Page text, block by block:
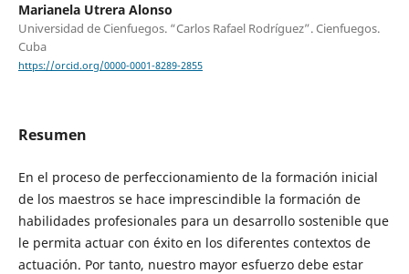
Marianela Utrera Alonso
Universidad de Cienfuegos. “Carlos Rafael Rodríguez”. Cienfuegos.
Cuba
https://orcid.org/0000-0001-8289-2855
Resumen
En el proceso de perfeccionamiento de la formación inicial
de los maestros se hace imprescindible la formación de
habilidades profesionales para un desarrollo sostenible que
le permita actuar con éxito en los diferentes contextos de
actuación. Por tanto, nuestro mayor esfuerzo debe estar